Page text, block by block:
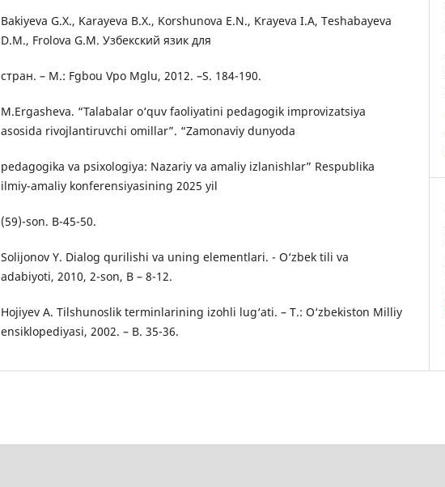
Bakiyeva G.X., Karayeva B.X., Korshunova E.N., Krayeva I.A, Teshabayeva
D.M., Frolova G.M. Узбекский язик для
стран. – M.: Fgbou Vpo Mglu, 2012. –S. 184-190.
M.Ergasheva. “Talabalar o‘quv faoliyatini pedagogik improvizatsiya
asosida rivojlantiruvchi omillar”. “Zamonaviy dunyoda
pedagogika va psixologiya: Nazariy va amaliy izlanishlar” Respublika
ilmiy-amaliy konferensiyasining 2025 yil
(59)-son. B-45-50.
Solijonov Y. Dialog qurilishi va uning elementlari. - O‘zbek tili va
adabiyoti, 2010, 2-son, B – 8-12.
Hojiyev A. Tilshunoslik terminlarining izohli lug‘ati. – T.: O‘zbekiston Milliy
ensiklopediyasi, 2002. – B. 35-36.